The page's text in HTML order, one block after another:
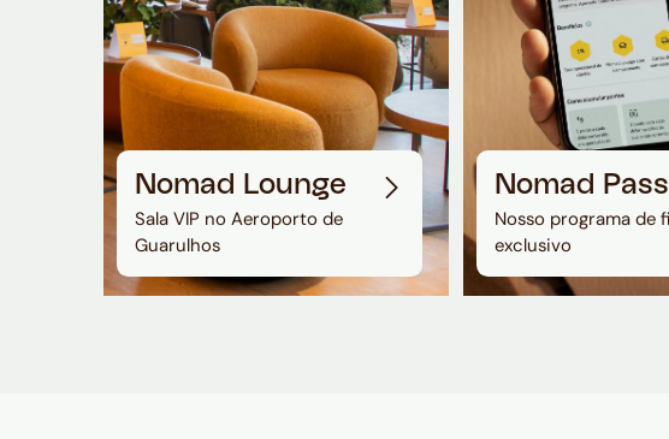
Nomad Lounge
Sala VIP no Aeroporto de
Guarulhos
Nomad Pass
Nosso programa de
exclusivo